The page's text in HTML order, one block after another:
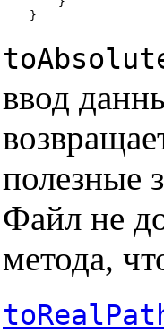
ввод
полезные
Файл не
метода,